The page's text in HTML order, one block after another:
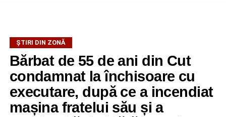
ȘTIRI DIN ZONĂ
Bărbat de 55 de ani din Cut
condamnat la închisoare cu
executare, după ce a incendiat
mașina fratelui său și a